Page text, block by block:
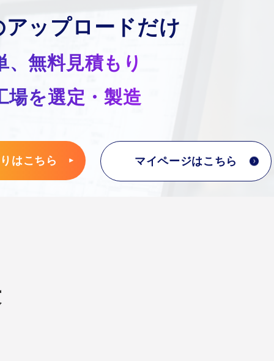
アップロードだけ
、無料見積もり
場を選定・製造
はこちら マイページはこちら